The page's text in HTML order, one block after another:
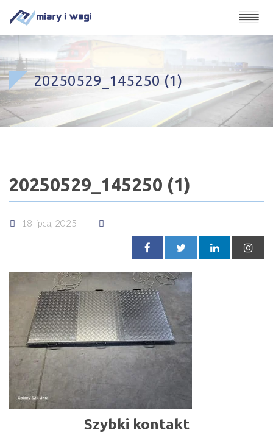
20250529_145250 (1)
20250529_145250 (1)
18 lipca, 2025
Szybki kontakt